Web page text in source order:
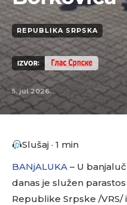
REPUBLIKA SRPSKA
IZVOR:
5. jul 2026.
Slušaj · 1 min
BANjALUKA – U
danas je služen
Republike Srpske /VRS/